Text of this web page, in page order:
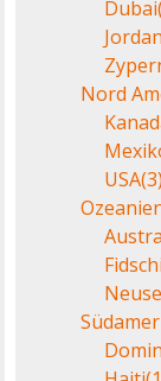
Dubai
Nord
USA(3)